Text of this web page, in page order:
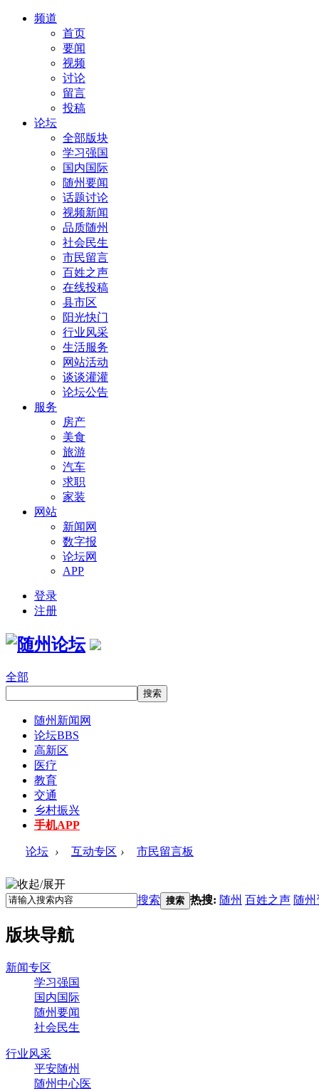
频道
首页
要闻
视频
讨论
留言
投稿
论坛
全部版块
学习强国
国内国际
随州要闻
话题讨论
视频新闻
品质随州
社会民生
市民留言
百姓之声
在线投稿
县市区
阳光快门
行业风采
生活服务
网站活动
谈谈灌灌
论坛公告
服务
房产
美食
旅游
汽车
求职
家装
网站
新闻网
数字报
论坛网
APP
登录
注册
全部
随州新闻网
论坛BBS
高新区
医疗
教育
交通
乡村振兴
手机APP
论坛 › 互动专区 › 市民留言板
搜索 搜索 热搜: 随州 百姓之声 随
版块导航
新闻专区
学习强国
国内国际
随州要闻
社会民生
行业风采
平安随州
随州中心医